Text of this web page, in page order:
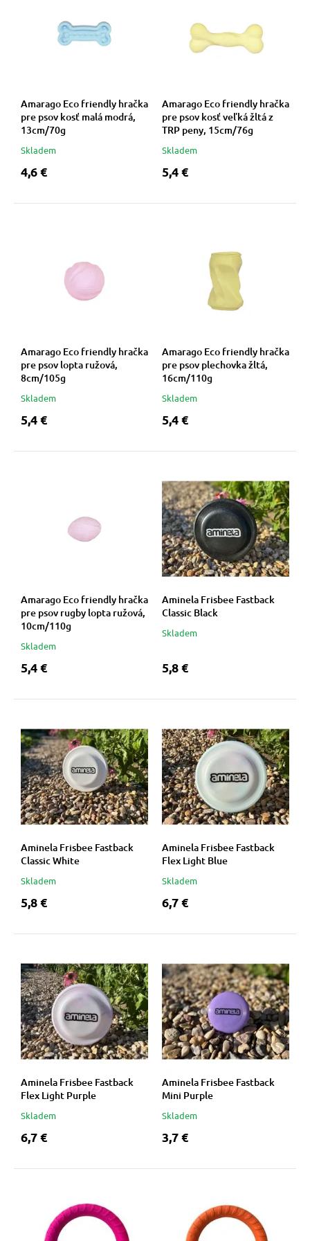
psov
psov
psov
poukazy
a pelechy
mačky
mačky
Amarago Eco friendly hračka
pre psov kosť malá modrá,
13cm/70g
Skladem
4,6 €
Amarago Eco friendly hračka
pre psov kosť veľká žltá z
TRP peny, 15cm/76g
Skladem
5,4 €
Amarago Eco friendly hračka
pre psov lopta ružová,
8cm/105g
Skladem
5,4 €
Amarago Eco friendly hračka
pre psov plechovka žltá,
16cm/110g
Skladem
5,4 €
Amarago Eco friendly hračka
pre psov rugby lopta ružová,
10cm/110g
Skladem
5,4 €
Aminela Frisbee Fastback
Classic Black
Skladem
5,8 €
Aminela Frisbee Fastback
Classic White
Skladem
5,8 €
Aminela Frisbee Fastback
Flex Light Blue
Skladem
6,7 €
Aminela Frisbee Fastback
Flex Light Purple
Skladem
6,7 €
Aminela Frisbee Fastback
Mini Purple
Skladem
3,7 €